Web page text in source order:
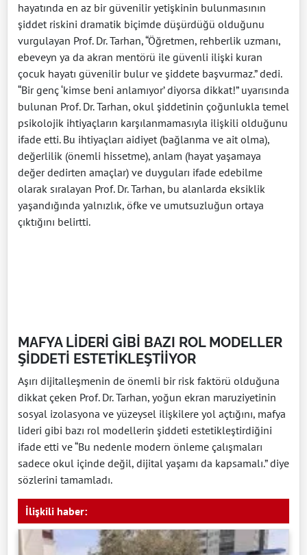
hayatında en az bir güvenilir yetişkinin bulunmasının
şiddet riskini dramatik biçimde düşürdüğü olduğunu
vurgulayan Prof. Dr. Tarhan, “Öğretmen, rehberlik uzmanı,
ebeveyn ya da akran mentörü ile güvenli ilişki kuran
çocuk hayatı güvenilir bulur ve şiddete başvurmaz.” dedi.
“Bir genç ‘kimse beni anlamıyor’ diyorsa dikkat!” uyarısında
bulunan Prof. Dr. Tarhan, okul şiddetinin çoğunlukla temel
psikolojik ihtiyaçların karşılanmamasıyla ilişkili olduğunu
ifade etti. Bu ihtiyaçları aidiyet (bağlanma ve ait olma),
değerlilik (önemli hissetme), anlam (hayat yaşamaya
değer dedirten amaçlar) ve duyguları ifade edebilme
olarak sıralayan Prof. Dr. Tarhan, bu alanlarda eksiklik
yaşandığında yalnızlık, öfke ve umutsuzluğun ortaya
çıktığını belirtti.
MAFYA LİDERİ GİBİ BAZI ROL MODELLER
ŞİDDETİ ESTETİKLEŞTİİYOR
Aşırı dijitalleşmenin de önemli bir risk faktörü olduğuna
dikkat çeken Prof. Dr. Tarhan, yoğun ekran maruziyetinin
sosyal izolasyona ve yüzeysel ilişkilere yol açtığını, mafya
lideri gibi bazı rol modellerin şiddeti estetikleştirdiğini
ifade etti ve “Bu nedenle modern önleme çalışmaları
sadece okul içinde değil, dijital yaşamı da kapsamalı.” diye
sözlerini tamamladı.
İlişkili haber: